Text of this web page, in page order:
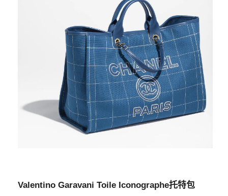
Valentino Garavani Toile Iconographe托特包